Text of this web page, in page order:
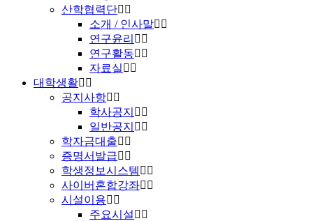
산학협력단
소개 / 인사말
연구윤리
연구활동
자료실
대학생활
공지사항
학사공지
일반공지
학자금대출
증명서발급
학생정보시스템
사이버혼합강좌
시설이용
주요시설